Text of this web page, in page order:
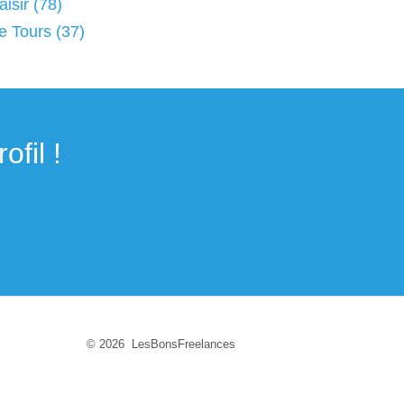
(78)
Tours (37)
!
© 2026 LesBonsFreelances